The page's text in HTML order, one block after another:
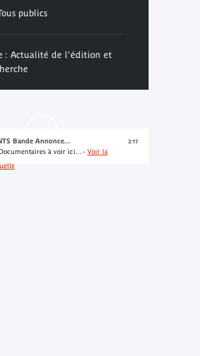
publics
: Actualité de l'édition et
Bande Annonce...
à voir ici... - Voir la
2:17